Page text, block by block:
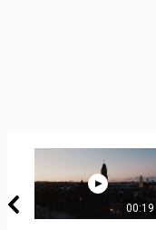
00:19